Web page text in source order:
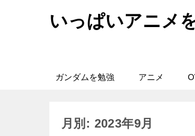
いっぱいアニメ
ガンダムを勉強 アニメ
月別: 2023年9月